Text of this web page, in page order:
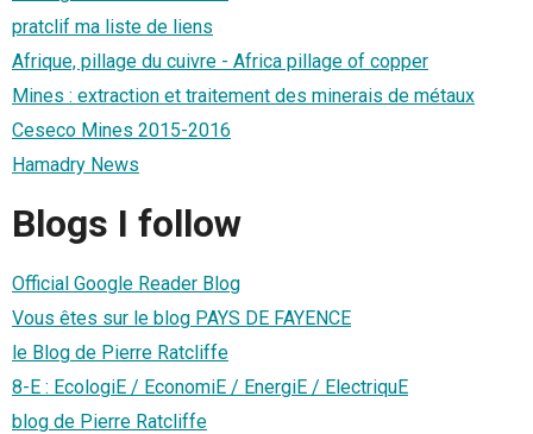
pratclif ma liste de liens
Afrique, pillage du cuivre - Africa pillage of copper
Mines : extraction et traitement des minerais de métaux
Ceseco Mines 2015-2016
Hamadry News
Blogs I follow
Official Google Reader Blog
Vous êtes sur le blog PAYS DE FAYENCE
le Blog de Pierre Ratcliffe
8-E : EcologiE / EconomiE / EnergiE / ElectriquE
blog de Pierre Ratcliffe